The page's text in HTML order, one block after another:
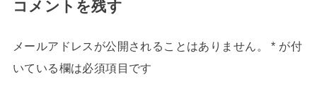
コメントを残す
メールアドレスが公開されることはありません。 * が付
いている欄は必須項目です